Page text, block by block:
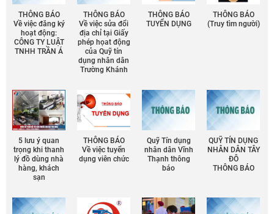
THÔNG BÁO
Về việc đăng ký
hoạt động:
CÔNG TY LUẬT
TNHH TRẦN Á
THÔNG BÁO
Về việc sửa đổi
địa chỉ tại Giấy
phép họat động
của Quỹ tín
dụng nhân dân
Trường Khánh
THÔNG BÁO
TUYỂN DỤNG
THÔNG BÁO
(Truy tìm người)
5 lưu ý quan
trọng khi thanh
lý đồ dùng nhà
hàng, khách
sạn
THÔNG BÁO
Về việc tuyển
dụng viên chức
Quỹ Tín dụng
nhân dân Vĩnh
Thạnh thông
báo
QUỸ TÍN DỤNG
NHÂN DÂN TÂY
ĐÔ
THÔNG BÁO